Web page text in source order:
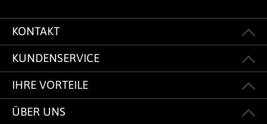
KONTAKT
KUNDENSERVICE
IHRE VORTEILE
ÜBER UNS